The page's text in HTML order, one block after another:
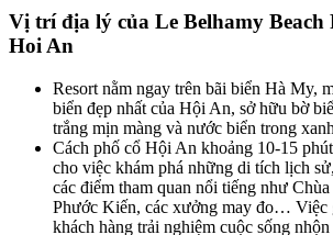
Vị trí địa lý của Le Belhamy Beach
Hoi An
Resort nằm ngay trên bãi biển Hà My,
biển đẹp nhất của Hội An, sở hữu bờ
trắng mịn màng và nước biển trong
Cách phố cổ Hội An khoảng 10-15
cho việc khám phá những di tích lịch
các điểm tham quan nổi tiếng như
Phước Kiến, các xưởng may đo… Việc
khách hàng trải nghiệm cuộc sống